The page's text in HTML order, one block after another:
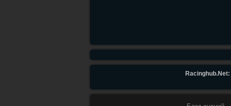
Racinghub.Net: